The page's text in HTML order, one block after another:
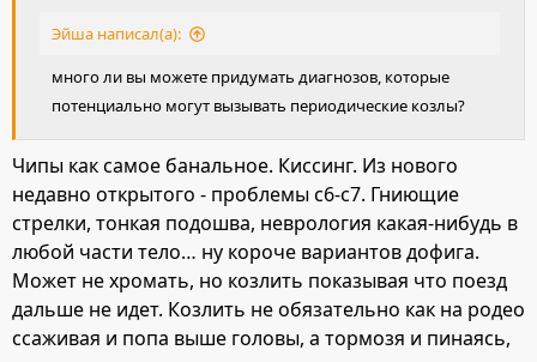
Эйша написал(а):
много ли вы можете придумать диагнозов, которые
потенциально могут вызывать периодические козлы?
Чипы как самое банальное. Киссинг. Из нового
недавно открытого - проблемы c6-c7. Гниющие
стрелки, тонкая подошва, неврология какая-нибудь в
любой части тело… ну короче вариантов дофига.
Может не хромать, но козлить показывая что поезд
дальше не идет. Козлить не обязательно как на родео
ссаживая и попа выше головы, а тормозя и пинаясь,